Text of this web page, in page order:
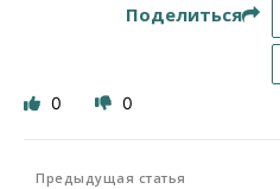
Поделиться
0 0
Предыдущая статья